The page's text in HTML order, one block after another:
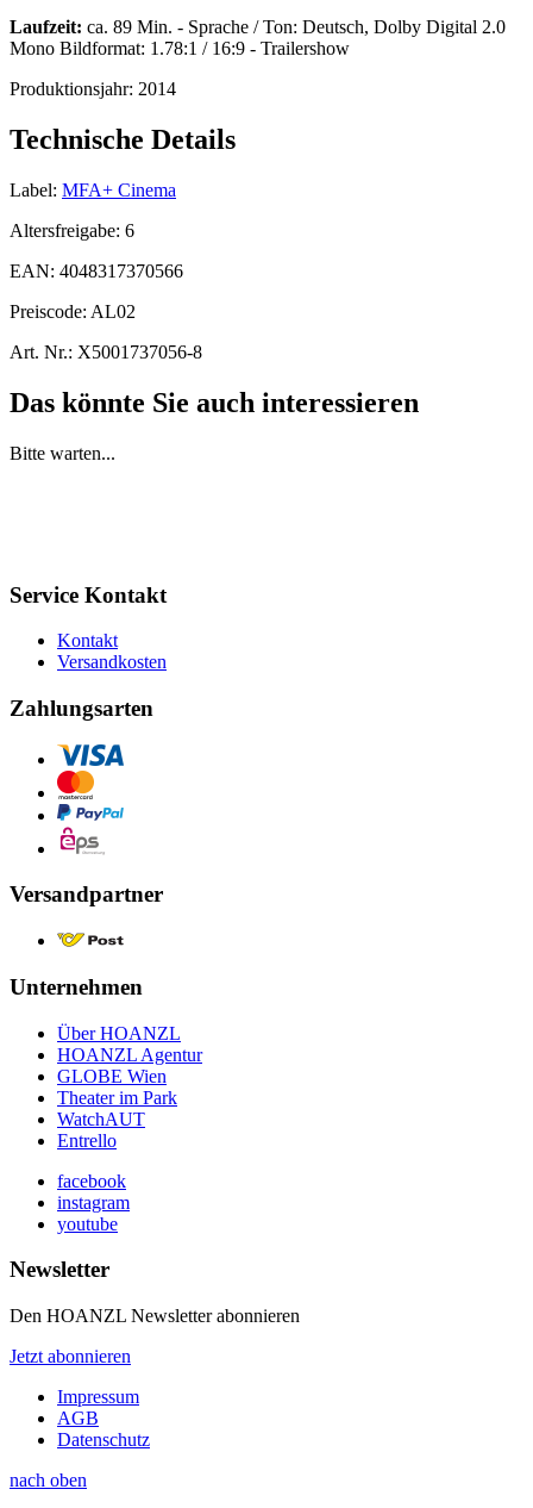
Laufzeit: ca. 89 Min. - Sprache / Ton: Deutsch, Dolby Digital 2.0
Mono Bildformat: 1.78:1 / 16:9 - Trailershow
Produktionsjahr: 2014
Technische Details
Label: MFA+ Cinema
Altersfreigabe: 6
EAN: 4048317370566
Preiscode: AL02
Art. Nr.: X5001737056-8
Das könnte Sie auch interessieren
Bitte warten...
Service Kontakt
Kontakt
Versandkosten
Zahlungsarten
Versandpartner
Unternehmen
Über HOANZL
HOANZL Agentur
GLOBE Wien
Theater im Park
WatchAUT
Entrello
facebook
instagram
youtube
Newsletter
Den HOANZL Newsletter abonnieren
Jetzt abonnieren
Impressum
AGB
Datenschutz
nach oben